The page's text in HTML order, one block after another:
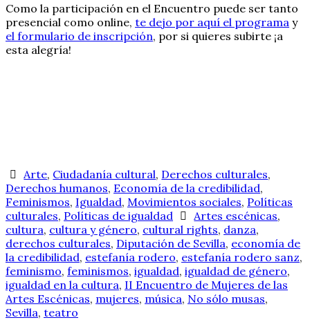
Como la participación en el Encuentro puede ser tanto
presencial como online, te dejo por aquí el programa y
el formulario de inscripción, por si quieres subirte ¡a
esta alegría!
Arte, Ciudadanía cultural, Derechos culturales,
Derechos humanos, Economía de la credibilidad,
Feminismos, Igualdad, Movimientos sociales, Políticas
culturales, Políticas de igualdad Artes escénicas,
cultura, cultura y género, cultural rights, danza,
derechos culturales, Diputación de Sevilla, economía de
la credibilidad, estefanía rodero, estefanía rodero sanz,
feminismo, feminismos, igualdad, igualdad de género,
igualdad en la cultura, II Encuentro de Mujeres de las
Artes Escénicas, mujeres, música, No sólo musas,
Sevilla, teatro